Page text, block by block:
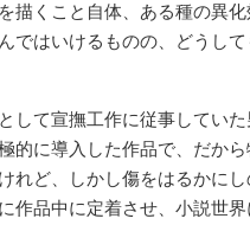
くこと自体、ある種の異
ではいけるものの、どうし
て宣撫工作に従事してい
に導入した作品で、だか
ど、しかし傷をはるかに
作品中に定着させ、小説世